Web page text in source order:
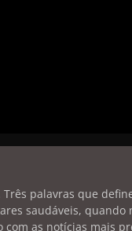
palavras que
saudáveis, quando
as notícias mais